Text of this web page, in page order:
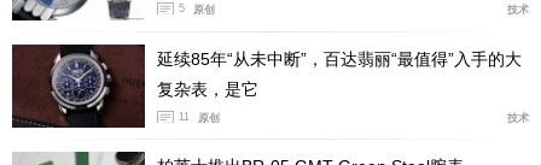
5 原创 技术
延续85年“从未中断”，百达翡丽“最值得”入手的大
复杂表，是它
11 原创 技术